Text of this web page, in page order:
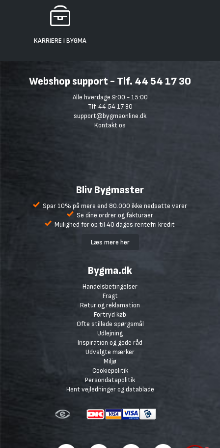
KARRIERE I BYGMA
Webshop support - Tlf. 44 54 17 30
Alle hverdage 9:00 - 15:00
Tlf. 44 54 17 30
support@bygmaonline.dk
Kontakt os
Bliv Bygmaster
Spar 10% på mere end 80.000 ikke nedsatte varer
Se dine ordrer og fakturaer
Mulighed for op til 40 dages rentefri kredit
Læs mere her
Bygma.dk
Handelsbetingelser
Fragt
Retur og reklamation
Fortryd køb
Ofte stillede spørgsmål
Udlejning
Inspiration og gode råd
Udvalgte mærker
Miljø
Cookiepolitik
Persondatapolitik
Hent vejledninger og datablade